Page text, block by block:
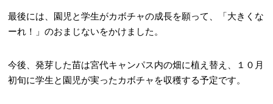
最後には、園児と学生がカボチャの成長を願って、「大きくな
ーれ！」のおまじないをかけました。
今後、発芽した苗は宮代キャンパス内の畑に植え替え、１０月
初旬に学生と園児が実ったカボチャを収穫する予定です。